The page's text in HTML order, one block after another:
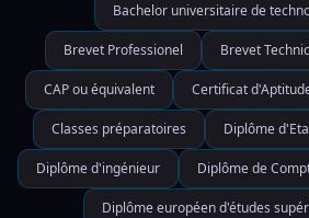
Bachelor universitaire de
Brevet Professionel Brevet
CAP ou équivalent Certificat
Classes préparatoires Diplôme
Diplôme d'ingénieur Diplôme de
Diplôme européen d'études